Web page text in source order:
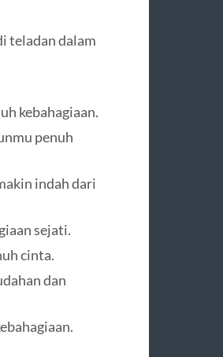
teladan dalam
kebahagiaan.
penuh
indah dari
sejati.
cinta.
dan